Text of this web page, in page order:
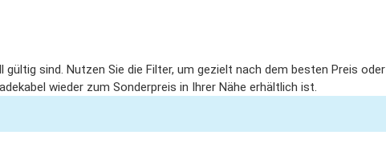
sind. Nutzen Sie die Filter, um gezielt nach dem besten Preis
wieder zum Sonderpreis in Ihrer Nähe erhältlich ist.